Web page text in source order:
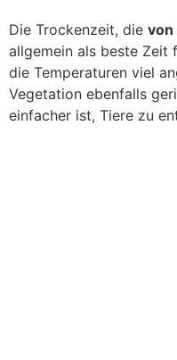
Die Trockenzeit, die von
allgemein als beste Zeit
die Temperaturen viel
Vegetation ebenfalls
einfacher ist, Tiere zu